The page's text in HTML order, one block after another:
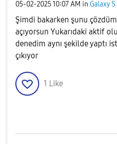
‎05-02-202510:07 AM in Galaxy S
Şimdi bakarken şunu
açıyorsun Yukarıdaki aktif
denedim aynı şekilde yaptı
çıkıyor
1 Like